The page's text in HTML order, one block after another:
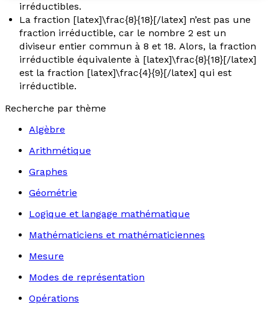
irréductibles.
La fraction [latex]\frac{8}{18}[/latex] n’est pas une
fraction irréductible, car le nombre 2 est un
diviseur entier commun à 8 et 18. Alors, la fraction
irréductible équivalente à [latex]\frac{8}{18}[/latex]
est la fraction [latex]\frac{4}{9}[/latex] qui est
irréductible.
Recherche par thème
Algèbre
Arithmétique
Graphes
Géométrie
Logique et langage mathématique
Mathématiciens et mathématiciennes
Mesure
Modes de représentation
Opérations